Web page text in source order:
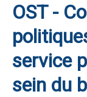
OST -
service
sein du